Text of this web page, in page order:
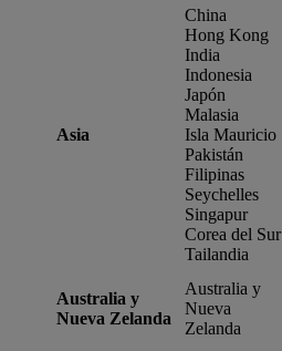
Asia
China
Hong Kong
India
Indonesia
Japón
Malasia
Isla Mauricio
Pakistán
Filipinas
Seychelles
Singapur
Corea del Sur
Tailandia
Australia y
Nueva Zelanda
Australia y
Nueva
Zelanda